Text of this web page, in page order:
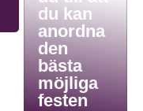
du kan
anordna
den
bästa
möjliga
festen